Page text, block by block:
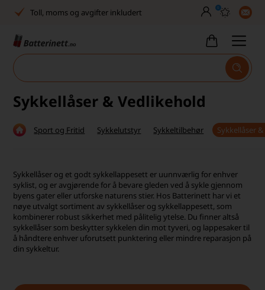
Toll, moms og avgifter inkludert
30 dagers full returrett
Høy kundetilfredshet
Leveringstid 2-5 arbeidsdager
30 dagers full returrett
Billig frakt
Tlf. er stengt uke 27–32
0
Sykkellåser & Vedlikehold
Sport og Fritid Sykkelutstyr Sykkeltilbehør Sykkellåser
Sykkellåser og et godt sykkellappesett er uunnværlig for enhver
syklist, og er avgjørende for å bevare gleden ved å sykle gjennom
byens gater eller utforske naturens stier. Hos Batterinett har vi et
nøye utvalgt sortiment av sykkellåser og sykkellappesett, som
kombinerer robust sikkerhet med pålitelig ytelse. Du finner altså
sykkellåser som beskytter sykkelen din mot tyveri, og lappesaker til
å håndtere enhver uforutsett punktering eller mindre reparasjon på
din sykkeltur.